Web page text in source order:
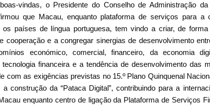
vindas, o Presidente do Conselho de Administração da
que Macau, enquanto plataforma de serviços para a
países de língua portuguesa, tem vindo a criar, de
cooperação e a congregar sinergias de desenvolvimento
económico, comercial, financeiro, da economia
financeira e a tendência de desenvolvimento das
com as exigências previstas no 15.º Plano Quinquenal
construção da “Pataca Digital”, contribuindo para a
enquanto centro de ligação da Plataforma de Serviços